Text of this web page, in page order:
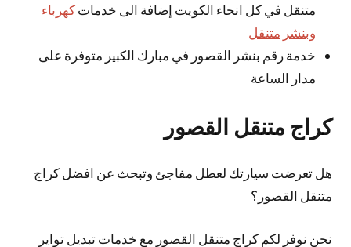
متنقل في كل انحاء الكويت إضافة الى خدماتكهرباء
وبنشر متنقل
خدمة رقم بنشر القصور في مبارك الكبير متوفرة على
مدار الساعة
كراج متنقل القصور
هل تعرضت سيارتك لعطل مفاجئ وتبحث عن افضل كراج
متنقل القصور؟
نحن نوفر لكم كراج متنقل القصور مع خدمات تبديل تواير